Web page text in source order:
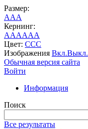
Размер:
AAA
Кернинг:
AAAAAA
Цвет: CCC
Изображения Вкл.Выкл.
Обычная версия сайта
Войти
Информация
Поиск
Все результаты